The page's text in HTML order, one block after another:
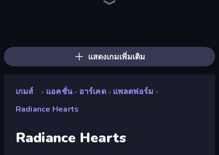
แสดงเกมเพิ่มเติม
เกมส์ » แอคชั่น » อาร์เคด » แพลตฟอร์ม »
Radiance Hearts
Radiance Hearts